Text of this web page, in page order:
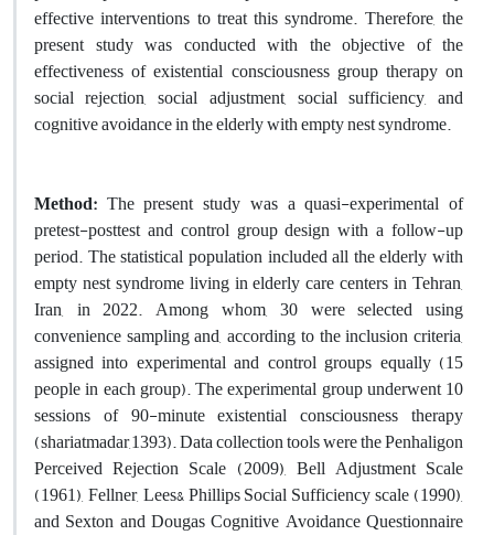
effective interventions to treat this syndrome. Therefore, the
present study was conducted with the objective of the
effectiveness of existential consciousness group therapy on
social rejection, social adjustment, social sufficiency, and
cognitive avoidance in the elderly with empty nest syndrome.
Method: The present study was a quasi-experimental of
pretest-posttest and control group design with a follow-up
period. The statistical population included all the elderly with
empty nest syndrome living in elderly care centers in Tehran,
Iran, in 2022. Among whom, 30 were selected using
convenience sampling and, according to the inclusion criteria,
assigned into experimental and control groups equally (15
people in each group). The experimental group underwent 10
sessions of 90-minute existential consciousness therapy
(shariatmadar,1393). Data collection tools were the Penhaligon
Perceived Rejection Scale (2009), Bell Adjustment Scale
(1961), Fellner, Lees& Phillips Social Sufficiency scale (1990),
and Sexton and Dougas Cognitive Avoidance Questionnaire